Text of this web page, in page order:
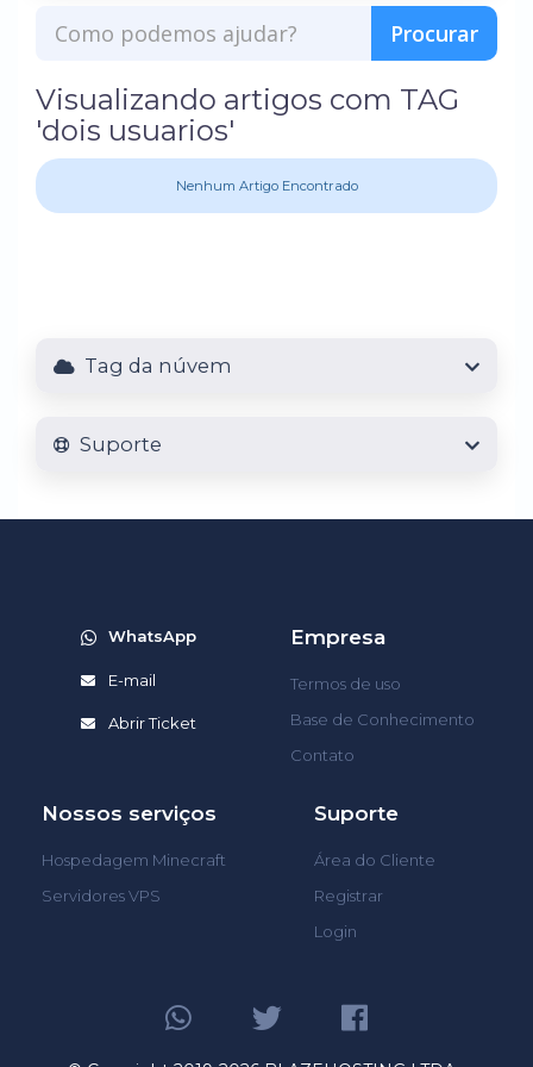
Visualizando artigos com TAG
'dois usuarios'
Nenhum Artigo Encontrado
Tag da núvem
Suporte
WhatsApp
E-mail
Abrir Ticket
Empresa
Termos de uso
Base de Conhecimento
Contato
Nossos serviços
Hospedagem Minecraft
Servidores VPS
Suporte
Área do Cliente
Registrar
Login